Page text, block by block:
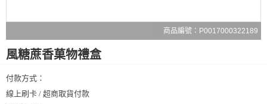
商品編號：P0017000322189
風糖蔗香菓物禮盒
付款方式：
線上刷卡 / 超商取貨付款